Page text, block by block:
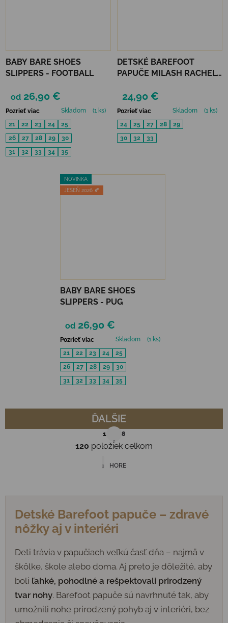
BABY BARE SHOES
SLIPPERS - FOOTBALL
od 26,90 €
Pozrieť viac Skladom
(1 ks)
21
22 23 24
25
26
27 28 29
30
31
32 33 34 35
DETSKÉ BAREFOOT
PAPUČE MILASH RACHEL -
24,90 €
Pozrieť viac Skladom
(1 ks)
24
25 27 28
29
30
32 33
NOVINKA
JESEŇ 2026 🍂
BABY BARE SHOES
SLIPPERS - PUG
od 26,90 €
Pozrieť viac Skladom
(1 ks)
21
22 23 24
25
26
27 28 29
30
31
32 33 34 35
Ovládacie prvky výpisu
ĎALŠIE
Stránkovanie
1 8
120 položiek celkom
HORE
Detské Barefoot papuče – zdravé
nôžky aj v interiéri
Deti trávia v papučiach veľkú časť dňa – najmä v
škôlke, škole alebo doma. Aj preto je dôležité, aby
boli ľahké, pohodlné a rešpektovali prirodzený
tvar nohy. Barefoot papuče sú navrhnuté tak, aby
umožnili nohe prirodzený pohyb aj v interiéri, bez